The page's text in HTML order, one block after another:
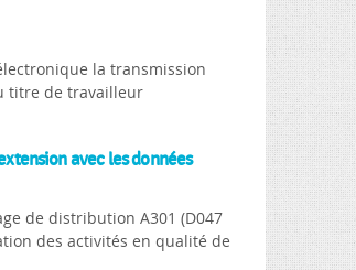
la transmission
titre de travailleur
avec les données
de distribution A301 (D047
des activités en qualité de